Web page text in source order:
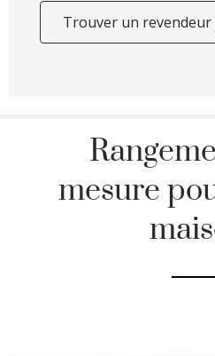
Trouver un revendeur
mesure